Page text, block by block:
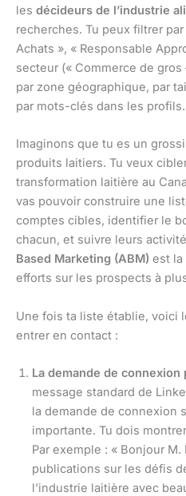
les décideurs de l’industrie
recherches. Tu peux filtrer
Achats », « Responsable
secteur (« Commerce de
par zone géographique, par
par mots-clés dans les profils.
Imaginons que tu es un
produits laitiers. Tu veux
transformation laitière au
vas pouvoir construire une
comptes cibles, identifier le
chacun, et suivre leurs
Based Marketing (ABM) est la
efforts sur les prospects à
Une fois ta liste établie, voici
entrer en contact :
La demande de connexion
message standard de
la demande de connexion
importante. Tu dois
Par exemple : « Bonjour
publications sur les défis
l’industrie laitière avec